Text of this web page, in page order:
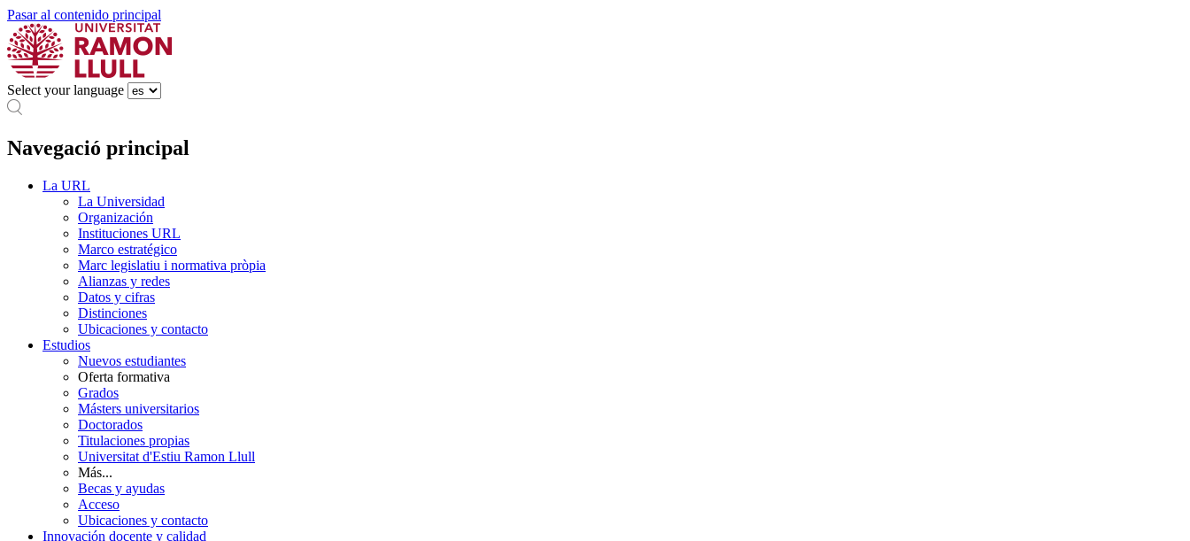
Pasar al contenido principal
Select your language
Navegació principal
La URL
La Universidad
Organización
Instituciones URL
Marco estratégico
Marc legislatiu i normativa pròpia
Alianzas y redes
Datos y cifras
Distinciones
Ubicaciones y contacto
Estudios
Nuevos estudiantes
Oferta formativa
Grados
Másters universitarios
Doctorados
Titulaciones propias
Universitat d'Estiu Ramon Llull
Más...
Becas y ayudas
Acceso
Ubicaciones y contacto
Innovación docente y calidad